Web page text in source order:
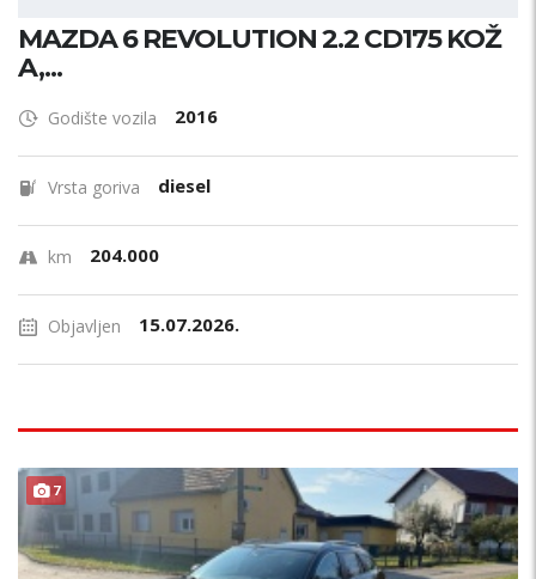
MAZDA 6 REVOLUTION 2.2 CD175 KOŽ
A,...
Godište vozila 2016
Vrsta goriva diesel
km 204.000
Objavljen 15.07.2026.
7